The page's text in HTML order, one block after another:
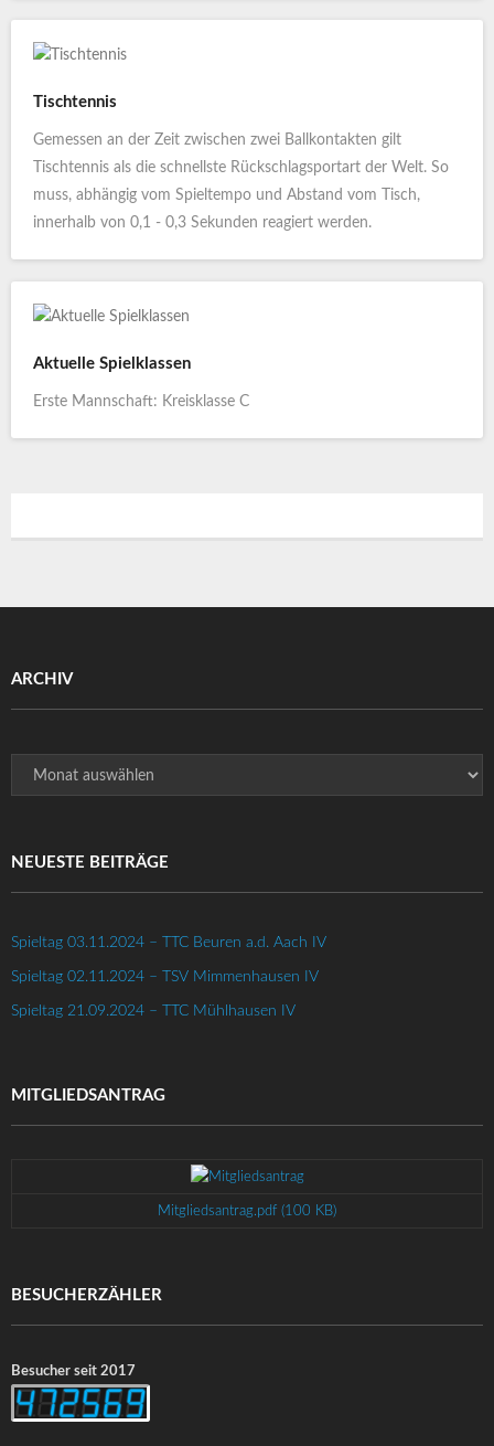
Tischtennis
Gemessen an der Zeit zwischen zwei Ballkontakten gilt
Tischtennis als die schnellste Rückschlagsportart der Welt. So
muss, abhängig vom Spieltempo und Abstand vom Tisch,
innerhalb von 0,1 - 0,3 Sekunden reagiert werden.
Aktuelle Spielklassen
Erste Mannschaft: Kreisklasse C
ARCHIV
Archiv
NEUESTE BEITRÄGE
Spieltag 03.11.2024 – TTC Beuren a.d. Aach IV
Spieltag 02.11.2024 – TSV Mimmenhausen IV
Spieltag 21.09.2024 – TTC Mühlhausen IV
MITGLIEDSANTRAG
Mitgliedsantrag.pdf (100 KB)
BESUCHERZÄHLER
Besucher seit 2017